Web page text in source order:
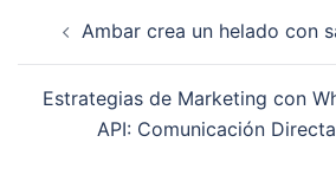
Ambar crea un helado con
Estrategias de Marketing con
API: Comunicación